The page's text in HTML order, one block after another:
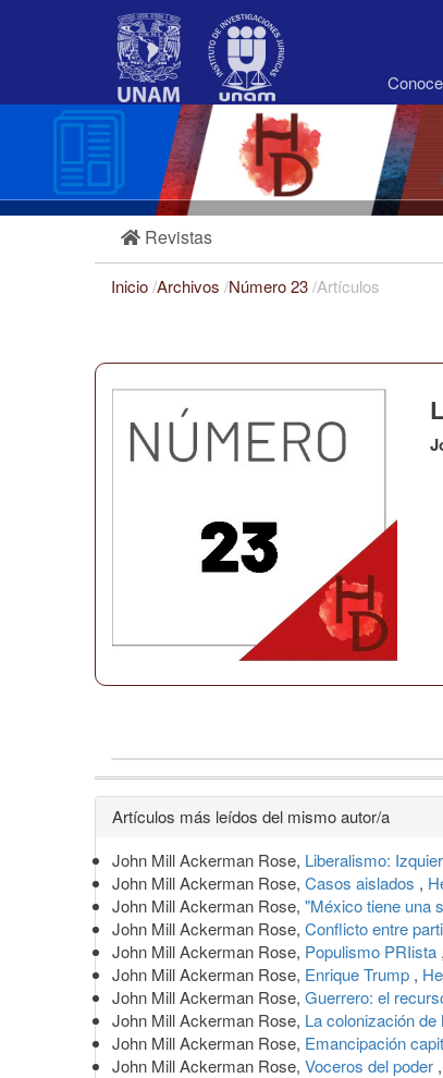
Barra
Revistas
Inicio/Archivos /Número 23/Artículos
Detalles
del
artículo
Artículos más leídos del mismo autor/a
John Mill Ackerman Rose, Liberalismo:
John Mill Ackerman Rose, Casos aislados ,
John Mill Ackerman Rose, "México tiene una
John Mill Ackerman Rose, Conflicto entre
John Mill Ackerman Rose, Populismo PRIista ,
John Mill Ackerman Rose, Enrique Trump ,
John Mill Ackerman Rose, Guerrero: el
John Mill Ackerman Rose, La colonización de
John Mill Ackerman Rose, Emancipación
John Mill Ackerman Rose, Voceros del poder ,